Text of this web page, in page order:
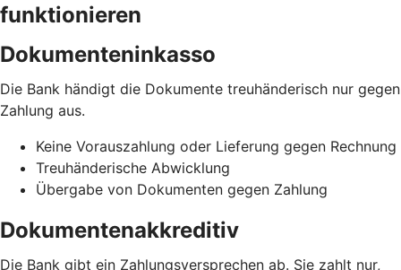
funktionieren
Dokumenteninkasso
Die Bank händigt die Dokumente treuhänderisch nur gegen
Zahlung aus.
Keine Vorauszahlung oder Lieferung gegen Rechnung
Treuhänderische Abwicklung
Übergabe von Dokumenten gegen Zahlung
Dokumentenakkreditiv
Die Bank gibt ein Zahlungsversprechen ab. Sie zahlt nur,